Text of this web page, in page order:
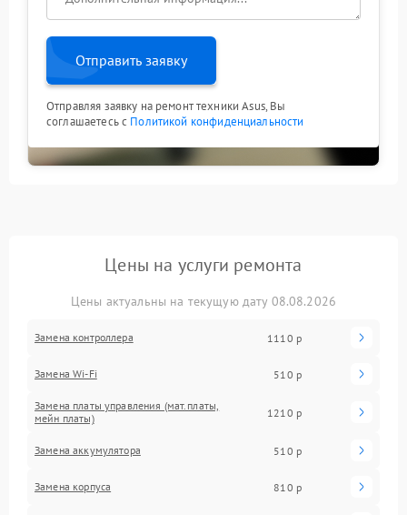
Отправить заявку
Отправляя заявку на ремонт техники Asus, Вы
соглашаетесь с Политикой конфиденциальности
Цены на услуги ремонта
Цены актуальны на текущую дату 08.08.2026
Замена контроллера 1110 р
Замена Wi-Fi 510 р
Замена платы управления (мат.платы,
мейн платы)
1210 р
Замена аккумулятора 510 р
Замена корпуса 810 р